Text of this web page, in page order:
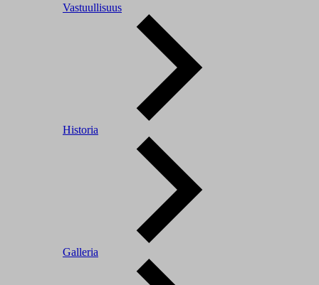
Vastuullisuus
Historia
Galleria